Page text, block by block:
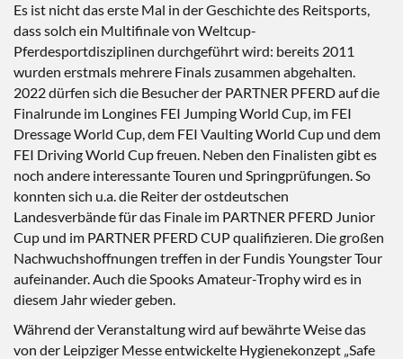
Es ist nicht das erste Mal in der Geschichte des Reitsports,
dass solch ein Multifinale von Weltcup-
Pferdesportdisziplinen durchgeführt wird: bereits 2011
wurden erstmals mehrere Finals zusammen abgehalten.
2022 dürfen sich die Besucher der PARTNER PFERD auf die
Finalrunde im Longines FEI Jumping World Cup, im FEI
Dressage World Cup, dem FEI Vaulting World Cup und dem
FEI Driving World Cup freuen. Neben den Finalisten gibt es
noch andere interessante Touren und Springprüfungen. So
konnten sich u.a. die Reiter der ostdeutschen
Landesverbände für das Finale im PARTNER PFERD Junior
Cup und im PARTNER PFERD CUP qualifizieren. Die großen
Nachwuchshoffnungen treffen in der Fundis Youngster Tour
aufeinander. Auch die Spooks Amateur-Trophy wird es in
diesem Jahr wieder geben.
Während der Veranstaltung wird auf bewährte Weise das
von der Leipziger Messe entwickelte Hygienekonzept „Safe